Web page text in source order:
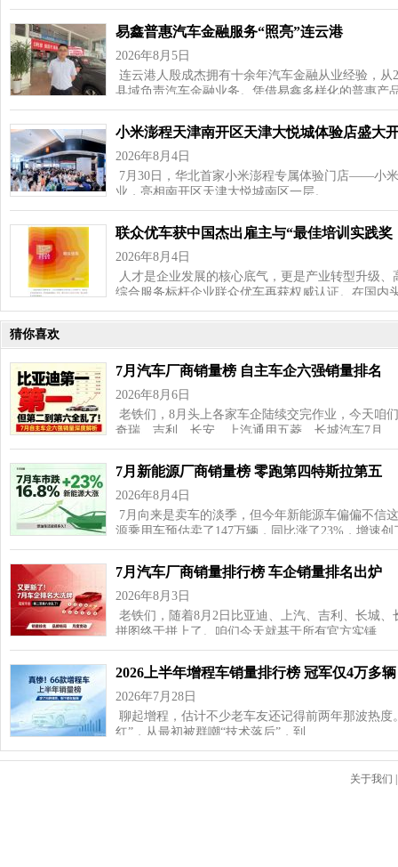
易鑫普惠汽车金融服务“照亮”连云港
2026年8月5日
连云港人殷成杰拥有十余年汽车金融从业经验，
县域负责汽车金融业务。凭借易鑫多样化的普惠产
小米澎程天津南开区天津大悦城体验店盛大
2026年8月4日
7月30日，华北首家小米澎程专属体验门店——小
业，亮相南开区天津大悦城南区一层。 …
联众优车获中国杰出雇主与“最佳培训实践奖
2026年8月4日
人才是企业发展的核心底气，更是产业转型升级
综合服务标杆企业联众优车再获权威认证。在国内
猜你喜欢
7月汽车厂商销量榜 自主车企六强销量排名
2026年8月6日
老铁们，8月头上各家车企陆续交完作业，今天
奇瑞、吉利、长安、上汽通用五菱、长城汽车7月…
7月新能源厂商销量榜 零跑第四特斯拉第五
2026年8月4日
7月向来是卖车的淡季，但今年新能源车偏偏不信
源乘用车预估卖了147万辆，同比涨了23%，增速
7月汽车厂商销量排行榜 车企销量排名出炉
2026年8月3日
老铁们，随着8月2日比亚迪、上汽、吉利、长城
拼图终于拼上了。咱们今天就基于所有官方实锤…
2026上半年增程车销量排行榜 冠军仅4万多辆
2026年7月28日
聊起增程，估计不少老车友还记得前两年那波热
红”，从最初被群嘲“技术落后”，到…
关于我们